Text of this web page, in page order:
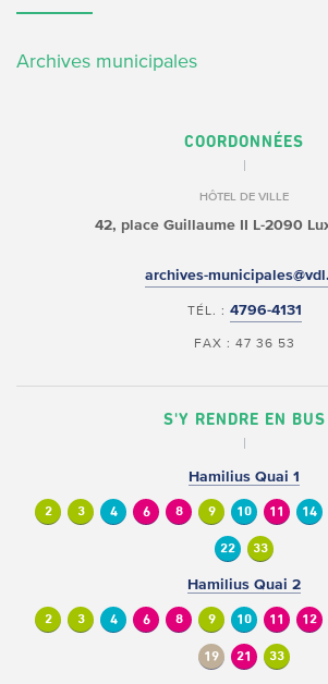
Archives municipales
COORDONNÉES
HÔTEL DE VILLE
42, place Guillaume II L-2090
archives-
TÉL. : 4796-4131
FAX : 47 36 53
S'Y RENDRE EN BUS
Hamilius Quai 1
2 3 4 6 8 9 10 11 14
22 33
Hamilius Quai 2
2 3 4 6 8 9 10 11 12
19 21 33